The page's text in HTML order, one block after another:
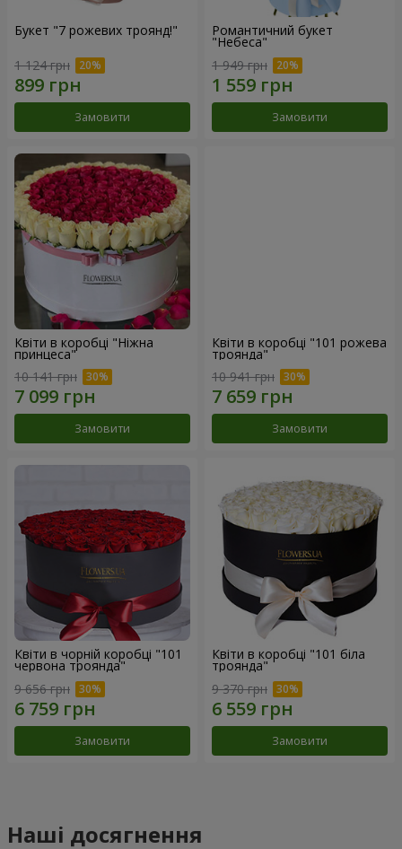
Букет "7 рожевих троянд!"
1 124 грн
Замовити
Романтичний букет
"Небеса"
1 949 грн
Замовити
Квіти в коробці "Ніжна
принцеса"
10 141 грн
Замовити
Квіти в коробці "101 рожева
троянда"
10 941 грн
Замовити
Квіти в чорній коробці "101
червона троянда"
9 656 грн
Замовити
Квіти в коробці "101 біла
троянда"
9 370 грн
Замовити
Наші досягнення